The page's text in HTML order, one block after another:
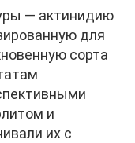
— актинидию
для
сорта
и
их с